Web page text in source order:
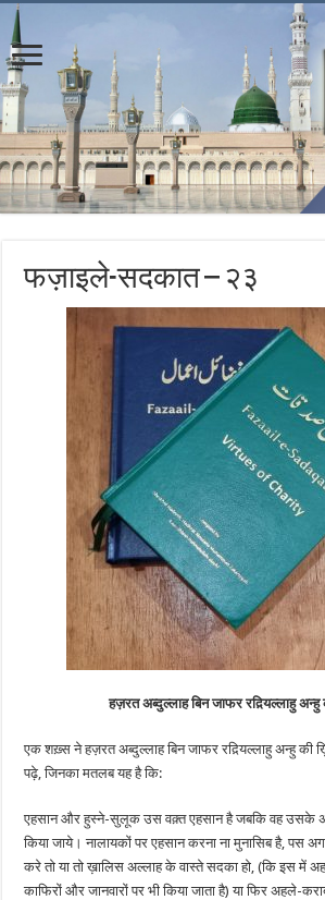
फज़ाइले-सदकात – २३
हज़रत अब्दुल्लाह बिन जाफर रद़ियल्लाहु
एक शख़्स ने हज़रत अब्दुल्लाह बिन जाफर रद़ियल्लाहु अन्हु की
पढ़े, जिनका मतलब यह है कि:
एहसान और हुस्ने-सुलूक उस वक़्त एहसान है जबकि वह उसके
किया जाये। नालायकों पर एहसान करना ना मुनासिब है, पस
करे तो या तो ख़ालिस अल्लाह के वास्ते सदका हो, (कि इस में
काफिरों और जानवारों पर भी किया जाता है) या फिर अहले-